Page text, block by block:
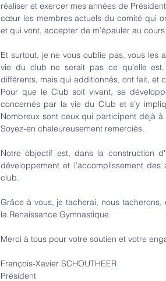
réaliser et exercer mes années de
cœur les membres actuels du comité qui
et qui vont, accepter de m’épauler au
Et surtout, je ne vous oublie pas, vous les
vie du club ne serait pas ce qu’elle
différents, mais qui additionnés, ont fait, et
Pour que le Club soit vivant, se
concernés par la vie du Club et s’y
Nombreux sont ceux qui participent déjà
Soyez-en chaleureusement remerciés.
Notre objectif est, dans la construction
développement et l’accomplissement
club.
Grâce à vous, je tacherai, nous
la Renaissance Gymnastique
Merci à tous pour votre soutien et votre
François-Xavier SCHOUTHEER
Président